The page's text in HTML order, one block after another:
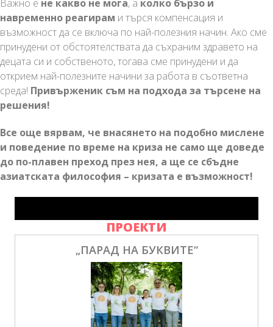
Важно е не какво не мога, а колко бързо и
навременно реагирам и търся компенсация и
възможност да се включа по най-полезния начин. Ако сме
принудени от обстоятелствата да съхраним здравето на
децата си и собственото, тогава сме принудени и да
открием най-полезните начини за работа в съответна
среда! Привърженик съм на подхода за търсене на
решения!
Все още вярвам, че внасянето на подобно мислене
и поведение по време на криза не само ще доведе
до по-плавен преход през нея, а ще се сбъдне
азиатската философия – кризата е възможност!
ПРОЕКТИ
„ПАРАД НА БУКВИТЕ“